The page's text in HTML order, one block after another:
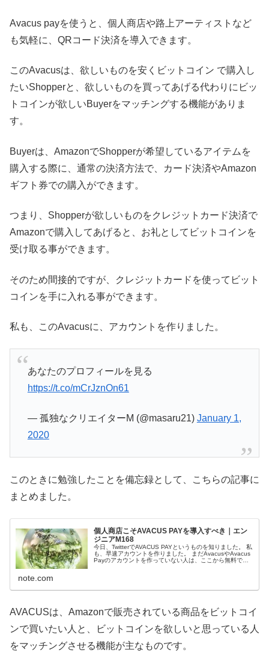
Avacus payを使うと、個人商店や路上アーティストなど
も気軽に、QRコード決済を導入できます。
このAvacusは、欲しいものを安くビットコイン で購入し
たいShopperと、欲しいものを買ってあげる代わりにビッ
トコインが欲しいBuyerをマッチングする機能がありま
す。
Buyerは、AmazonでShopperが希望しているアイテムを
購入する際に、通常の決済方法で、カード決済やAmazon
ギフト券での購入ができます。
つまり、Shopperが欲しいものをクレジットカード決済で
Amazonで購入してあげると、お礼としてビットコインを
受け取る事ができます。
そのため間接的ですが、クレジットカードを使ってビット
コインを手に入れる事ができます。
私も、このAvacusに、アカウントを作りました。
あなたのプロフィールを見る
https://t.co/mCrJznOn61
— 孤独なクリエイターM (@masaru21) January 1,
2020
このときに勉強したことを備忘録として、こちらの記事に
まとめました。
個人商店こそAVACUS PAYを導入すべき｜エン
ジニアM168
今日、TwitterでAVACUS PAYというものを知りました。 私
も、早速アカウントを作りました。 まだAvacusやAvacus
Payのアカウントを作っていない人は、ここから無料で作
note.com
AVACUSは、Amazonで販売されている商品をビットコイ
ンで買いたい人と、ビットコインを欲しいと思っている人
をマッチングさせる機能が主なものです。